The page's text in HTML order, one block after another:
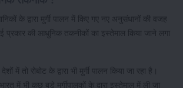
के द्वारा मुर्गी पालन में किए गए नए अनुसंधानों की वजह
प्रकार की आधुनिक तकनीकों का इस्तेमाल किया जाने लगा
में तो रोबोट के द्वारा भी मुर्गी पालन किया जा रहा है।
में भी कुछ बड़े मुर्गीपालकों के द्वारा इस्तेमाल में ली जा